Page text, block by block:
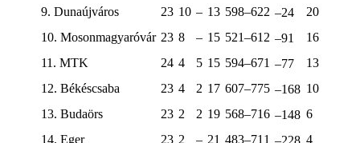
9. Dunaújváros
23 10 – 13 598–622 –24
20
10. Mosonmagyaróvár 23 8 – 15 521–612 –91
16
11. MTK
24 4 5 15 594–671 –77
13
12. Békéscsaba
23 4 2 17 607–775 –168 10
13. Budaörs
23 2 2 19 568–716 –148 6
14. Eger
23 2 – 21 483–711 –228 4